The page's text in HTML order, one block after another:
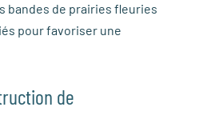
bandes de prairies fleuries
pour favoriser une
de